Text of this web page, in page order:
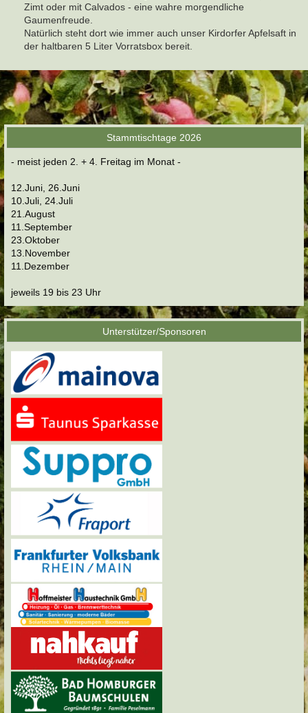
Zimt oder mit Calvados - eine wahre morgendliche
Gaumenfreude.
Natürlich steht dort wie immer auch unser Kirdorfer Apfelsaft in
der haltbaren 5 Liter Vorratsbox bereit.
Stammtischtage 2026
- meist jeden 2. + 4. Freitag im Monat -
12.Juni, 26.Juni
10.Juli, 24.Juli
21.August
11.September
23.Oktober
13.November
11.Dezember
jeweils 19 bis 23 Uhr
Unterstützer/Sponsoren